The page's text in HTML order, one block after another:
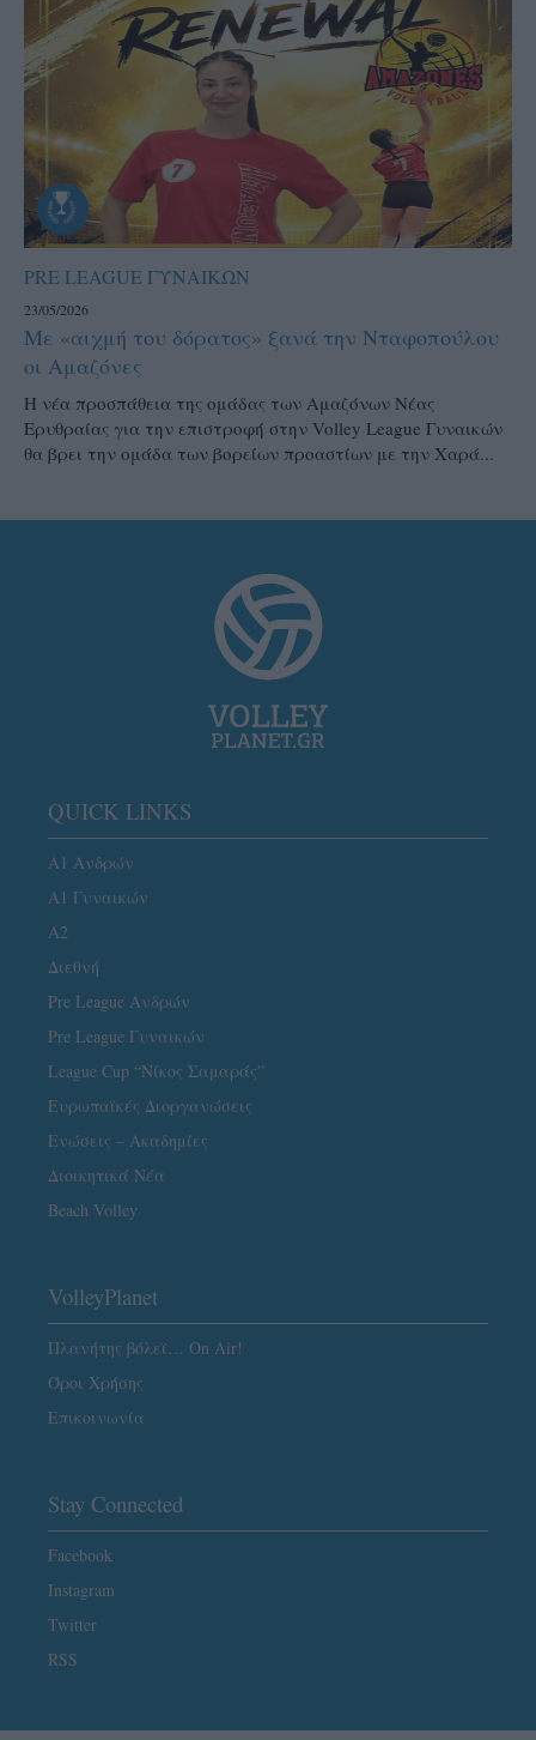
PRE LEAGUE ΓΥΝΑΙΚΩΝ
23/05/2026
Με «αιχμή του δόρατος» ξανά την Νταφοπούλου
οι Αμαζόνες
Η νέα προσπάθεια της ομάδας των Αμαζόνων Νέας
Ερυθραίας για την επιστροφή στην Volley League Γυναικών
θα βρει την ομάδα των βορείων προαστίων με την Χαρά...
QUICK LINKS
Α1 Ανδρών
Α1 Γυναικών
A2
Διεθνή
Pre League Ανδρών
Pre League Γυναικών
League Cup “Νίκος Σαμαράς”
Ευρωπαϊκές Διοργανώσεις
Ενώσεις – Ακαδημίες
Διοικητικά Νέα
Beach Volley
VolleyPlanet
Πλανήτης βόλεϊ… On Air!
Όροι Χρήσης
Επικοινωνία
Stay Connected
Facebook
Instagram
Twitter
RSS